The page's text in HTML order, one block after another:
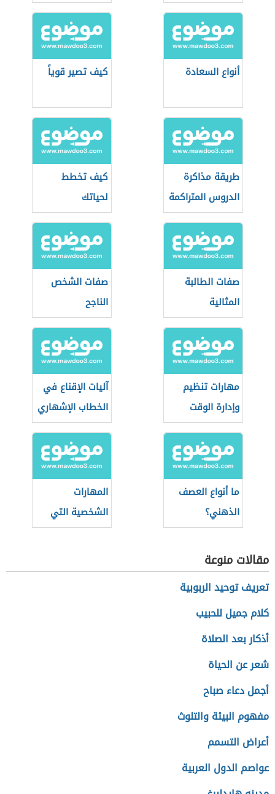
أنواع السعادة كيف تصير قوياً
طريقة مذاكرة
الدروس المتراكمة
كيف تخطط
لحياتك
صفات الطالبة
المثالية
صفات الشخص
الناجح
مهارات تنظيم
وإدارة الوقت
آليات الإقناع في
الخطاب الإشهاري
ما أنواع العصف
الذهني؟
المهارات
الشخصية التي
يجب كتابتها في
للمعلم
مقالات منوعة
تعريف توحيد الربوبية
كلام جميل للحبيب
أذكار بعد الصلاة
شعر عن الحياة
أجمل دعاء صباح
مفهوم البيئة والتلوث
أعراض التسمم
عواصم الدول العربية